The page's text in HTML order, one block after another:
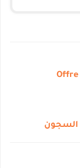
Offre
السجون